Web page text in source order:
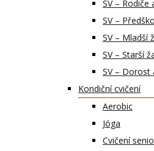
SV – Rodiče
SV –
SV – Mladší
SV – Starší
SV – Dorost
Kondiční cvičení
Aerobic
Jóga
Cvičení